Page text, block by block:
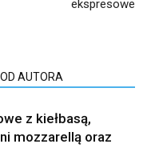
ekspresowe
AUTORA
z kiełbasą,
mozzarellą oraz